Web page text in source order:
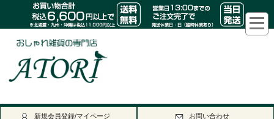
新規会員登録/マイページ お問い合わせ